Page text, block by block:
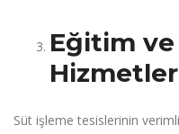
Eğitim ve
Süt işleme tesislerinin